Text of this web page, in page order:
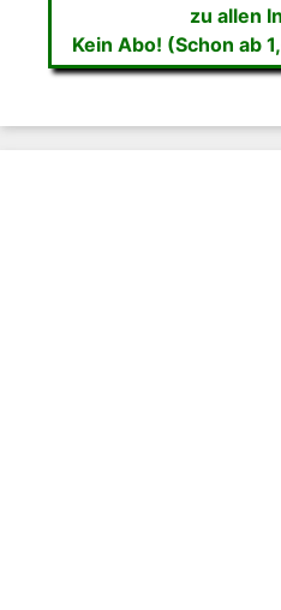
zu allen
Kein Abo! (Schon ab